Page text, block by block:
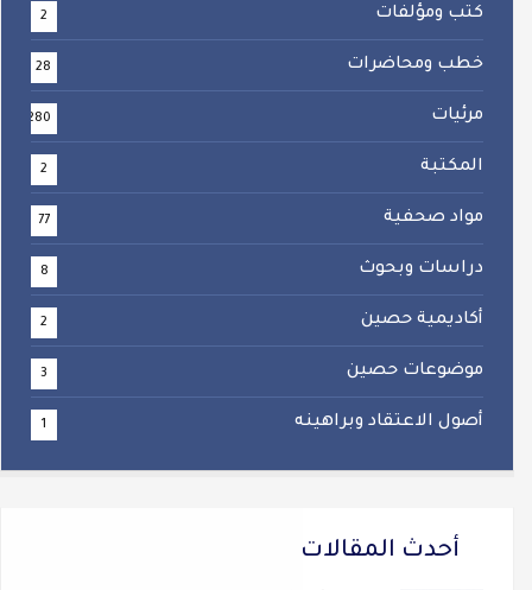
كتب ومؤلفات 2
خطب ومحاضرات 28
مرئيات 280
المكتبة 2
مواد صحفية 77
دراسات وبحوث 8
أكاديمية حصين 2
موضوعات حصين 3
أصول الاعتقاد وبراهينه 1
أحدث المقالات